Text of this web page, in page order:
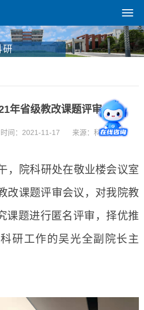
研
年省级教改课题评审会
时间：2021-11-17 来源：科研处
，院科研处在敬业楼会议室
改课题评审会议，对我院教
课题进行匿名评审，择优推
研工作的吴光全副院长主